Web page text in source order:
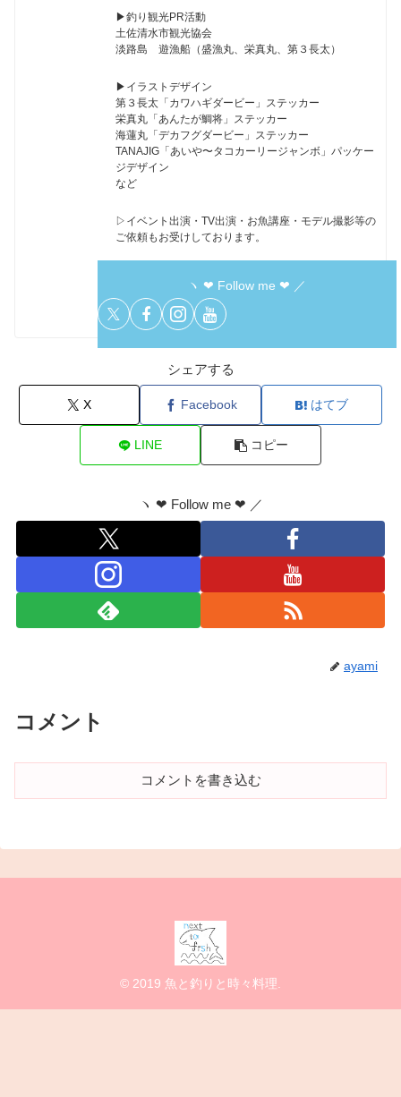
▶︎釣り観光PR活動
土佐清水市観光協会
淡路島 遊漁船（盛漁丸、栄真丸、第３長太）
▶︎イラストデザイン
第３長太「カワハギダービー」ステッカー
栄真丸「あんたが鯛将」ステッカー
海蓮丸「デカフグダービー」ステッカー
TANAJIG「あいや〜タコカーリージャンボ」パッケー
ジデザイン
など
▷イベント出演・TV出演・お魚講座・モデル撮影等の
ご依頼もお受けしております。
ヽ ❤︎ Follow me ❤︎ ／
シェアする
X Facebook はてブ
LINE コピー
ヽ ❤︎ Follow me ❤︎ ／
ayami
コメント
コメントを書き込む
© 2019 魚と釣りと時々料理.